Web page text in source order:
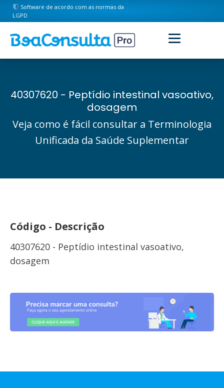
Software de acordo com as normas da
LGPD
40307620 - Peptídio intestinal vasoativo,
dosagem
Veja como é fácil consultar a Terminologia
Unificada da Saúde Suplementar
Código - Descrição
40307620 - Peptídio intestinal vasoativo,
dosagem